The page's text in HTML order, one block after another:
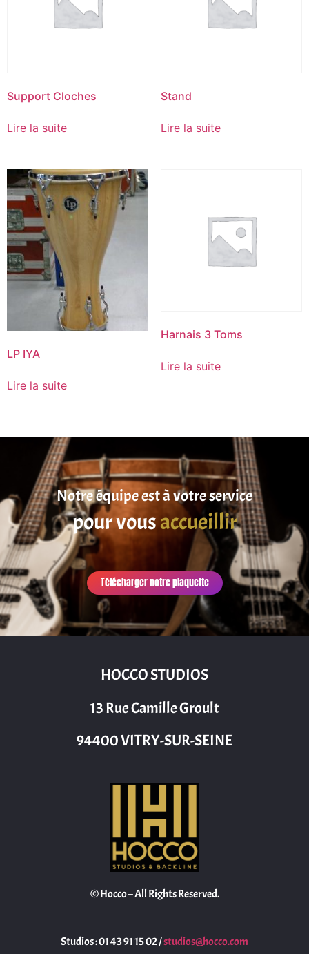
Support Cloches
Lire la suite
Stand
Lire la suite
LP IYA
Lire la suite
Harnais 3 Toms
Lire la suite
Notre équipe est à votre service
pour vousaccueillir
Télécharger notre plaquette
HOCCO STUDIOS
13 Rue Camille Groult
94400 VITRY-SUR-SEINE
© Hocco – All Rights Reserved.
Studios : 01 43 91 15 02 /studios@hocco.com